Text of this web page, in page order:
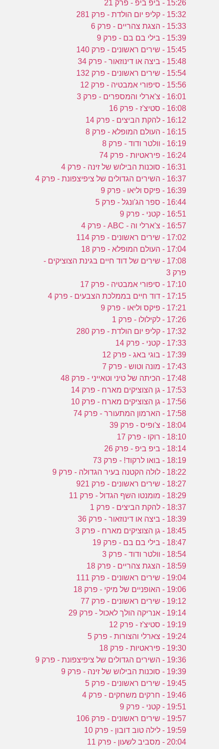
15:26 - ביפ ביפ - פרק 21
15:32 - קליפ יום הולדת - פרק 281
15:33 - הצגת צהריים - פרק 6
15:39 - בילי בם בם - פרק 9
15:45 - שירים ראשונים - פרק 140
15:48 - ביצה או דינוזאור - פרק 34
15:54 - שירים ראשונים - פרק 132
15:56 - סיפורי אמבטיה - פרק 12
16:01 - צ'ארלי והמספרים - פרק 3
16:08 - סטיצ'ז - פרק 16
16:12 - להקת הביצים - פרק 14
16:15 - העולם המופלא - פרק 8
16:19 - וולטר ודוד - פרק 8
16:24 - פיראטיות - פרק 74
16:31 - סוכנות הבילוש של זינה - פרק 4
16:37 - השירים הגדולים של ציפיצפונת - פרק 4
16:39 - פיקס וליאו - פרק 9
16:44 - ספר הג'ונגל - פרק 5
16:51 - קטני - פרק 9
16:57 - צ'ארלי וה - ABC - פרק 4
17:02 - שירים ראשונים - פרק 114
17:04 - העולם המופלא - פרק 18
17:08 - שירים של דוד חיים בגינת הצוציקים -
פרק 3
17:10 - סיפורי אמבטיה - פרק 17
17:15 - דוד חיים בממלכת הצבעים - פרק 4
17:21 - פיקס וליאו - פרק 9
17:26 - לקילולו - פרק 1
17:32 - קליפ יום הולדת - פרק 280
17:33 - קטני - פרק 14
17:39 - בוגי באג - פרק 12
17:43 - מונה וטוש - פרק 7
17:48 - הכיתה של טיני וטאייני - פרק 48
17:53 - גן הצוציקים מארח - פרק 14
17:56 - גן הצוציקים מארח - פרק 10
17:58 - הארמון המתעורר - פרק 74
18:04 - צ'ופיס - פרק 39
18:10 - רוקו - פרק 17
18:14 - ביפ ביפ - פרק 26
18:19 - בואו לרקוד! - פרק 73
18:22 - לולה הקטנה בעיר הגדולה - פרק 9
18:27 - שירים ראשונים - פרק 921
18:29 - מומנטו השף הגדול - פרק 11
18:37 - להקת הביצים - פרק 1
18:39 - ביצה או דינוזאור - פרק 36
18:45 - גן הצוציקים מארח - פרק 3
18:47 - בילי בם בם - פרק 19
18:54 - וולטר ודוד - פרק 3
18:59 - הצגת צהריים - פרק 18
19:04 - שירים ראשונים - פרק 111
19:06 - האופניים של מיקי - פרק 18
19:12 - שירים ראשונים - פרק 77
19:14 - אנריקה הולך לאכול - פרק 29
19:19 - סטיצ'ז - פרק 12
19:24 - צארלי והצורות - פרק 5
19:30 - פיראטיות - פרק 18
19:36 - השירים הגדולים של ציפיצפונת - פרק 9
19:39 - סוכנות הבילוש של זינה - פרק 9
19:45 - שירים ראשונים - פרק 5
19:46 - חרקים משחקים - פרק 4
19:51 - קטני - פרק 9
19:57 - שירים ראשונים - פרק 106
19:59 - לילה טוב דובון - פרק 10
20:04 - מסביב לשעון - פרק 11